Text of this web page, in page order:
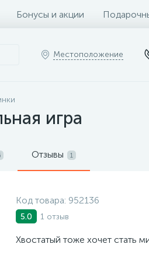
Бонусы и акции
Местоположение
игра
Отзывы 1
Код товара: 952136
5.0 1 отзыв
Хвостатый тоже хочет стать